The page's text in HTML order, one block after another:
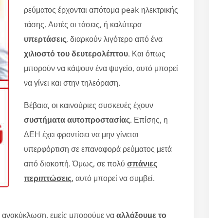
ρεύματος έρχονται απότομα peak ηλεκτρικής
τάσης. Αυτές οι τάσεις, ή καλύτερα
υπερτάσεις, διαρκούν λιγότερο από ένα
χιλιοστό του δευτερολέπτου. Και όπως
μπορούν να κάψουν ένα ψυγείο, αυτό μπορεί
να γίνει και στην τηλεόραση.
Βέβαια, οι καινούριες συσκευές έχουν
συστήματα αυτοπροστασίας. Επίσης, η
ΔΕΗ έχει φροντίσει να μην γίνεται
υπερφόρτιση σε επαναφορά ρεύματος μετά
από διακοπή. Όμως, σε πολύ σπάνιες
περιπτώσεις, αυτό μπορεί να συμβεί.
εμείς μπορούμε νααλλάξουμε το